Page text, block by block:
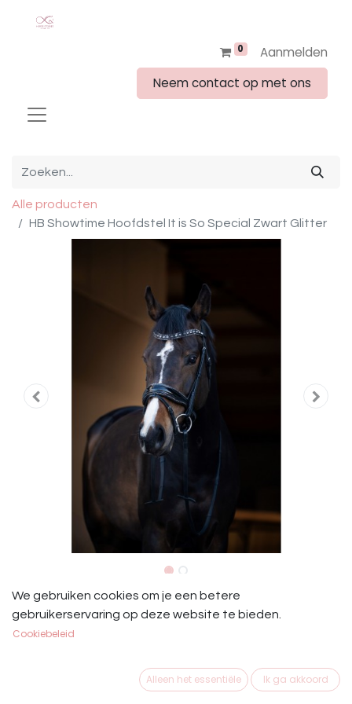
0
Aanmelden
Neem contact op met ons
Alle producten
HB Showtime Hoofdstel It is So Special Zwart Glitter
HB Showtime Hoofdstel It is So
Special Zwart Glitter
We gebruiken cookies om je een betere
gebruikerservaring op deze website te bieden.
Cookiebeleid
Alleen het essentiële Ik ga akkoord